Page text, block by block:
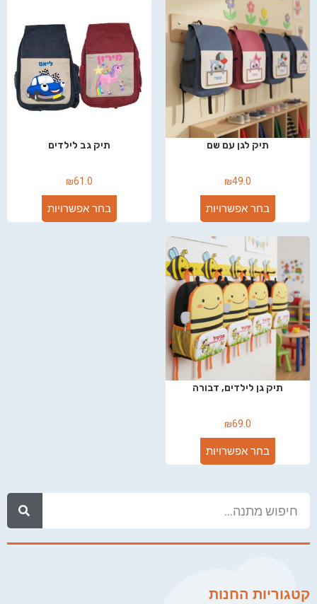
קטגוריות החנות
תיק לגן עם שם
₪49.0
בחר אפשרויות
תיק גב לילדים
₪61.0
בחר אפשרויות
תיק גן לילדים, דבורה
₪69.0
בחר אפשרויות